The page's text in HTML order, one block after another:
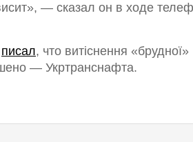
— сказал он в ходе
писал, что витіснення
— Укртранснафта.